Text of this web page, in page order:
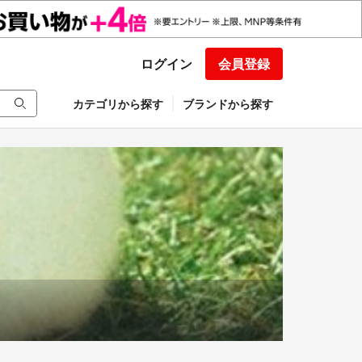
ログイン 会員登録
カテゴリから探す ブランドから探す